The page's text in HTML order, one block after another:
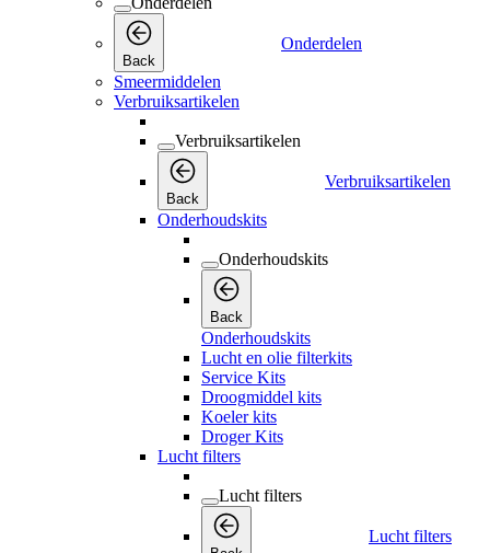
Back
Onderdelen
Smeermiddelen
Verbruiksartikelen
Verbruiksartikelen
Back
Verbruiksartikelen
Onderhoudskits
Onderhoudskits
Back
Onderhoudskits
Lucht en olie filterkits
Service Kits
Droogmiddel kits
Koeler kits
Droger Kits
Lucht filters
Lucht filters
Lucht filters